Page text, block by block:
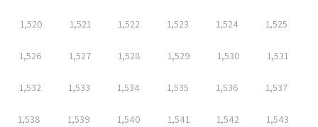
1,520 1,521 1,522 1,523 1,524 1,525
1,526 1,527 1,528 1,529 1,530 1,531
1,532 1,533 1,534 1,535 1,536 1,537
1,538 1,539 1,540 1,541 1,542 1,543